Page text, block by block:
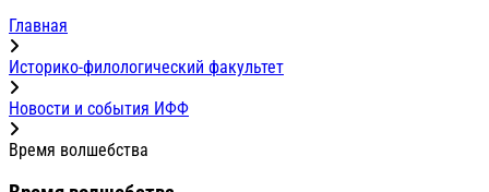
Главная
Историко-филологический факультет
Новости и события ИФФ
Время волшебства